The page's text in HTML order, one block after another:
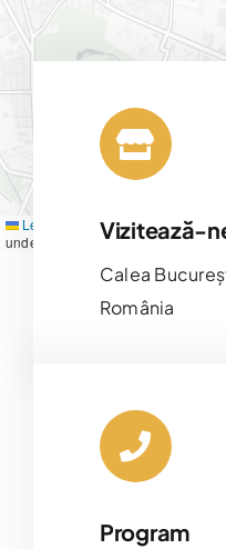
Leaflet Map tiles byCARTO ,
under ODbL.
Vizitează-
Calea
România
Program